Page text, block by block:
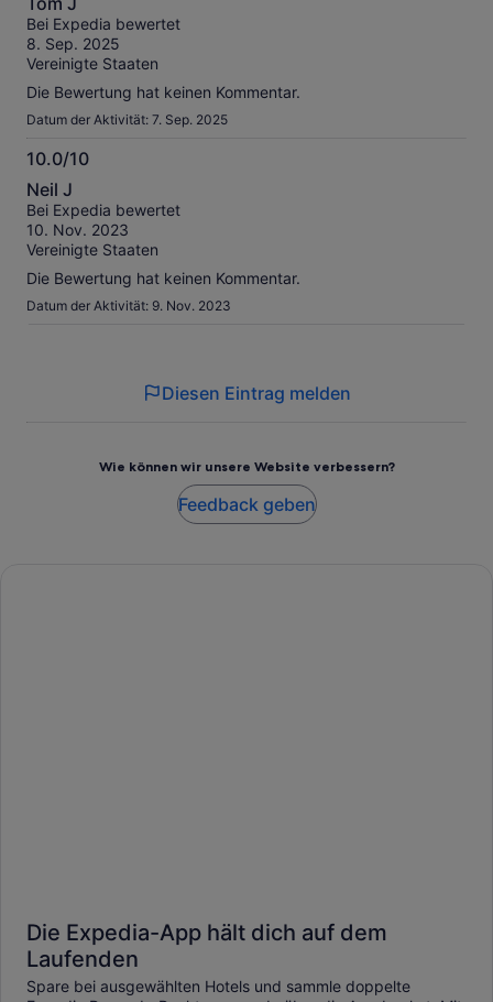
von
10
Bei Expedia bewertet
8. Sep. 2025
Vereinigte Staaten
Die Bewertung hat keinen Kommentar.
Datum der Aktivität: 7. Sep. 2025
10.0/10
10.0
von
10
Neil J
Bei Expedia bewertet
10. Nov. 2023
Vereinigte Staaten
Die Bewertung hat keinen Kommentar.
Datum der Aktivität: 9. Nov. 2023
Diesen Eintrag melden
Wie können wir unsere Website verbessern?
Feedback geben
Die Expedia-App hält dich auf dem
Laufenden
Spare bei ausgewählten Hotels und sammle doppelte